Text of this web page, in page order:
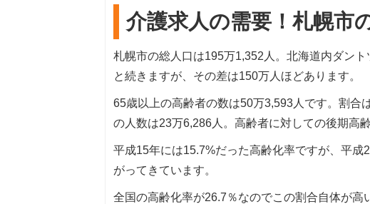
介護求人の需要！札幌市
札幌市の総人口は195万1,352人。北海道内ダン
と続きますが、その差は150万人ほどあります。
65歳以上の高齢者の数は50万3,593人です。割合
の人数は23万6,286人。高齢者に対しての後期高
平成15年には15.7%だった高齢化率ですが、平
がってきています。
全国の高齢化率が26.7％なのでこの割合自体が